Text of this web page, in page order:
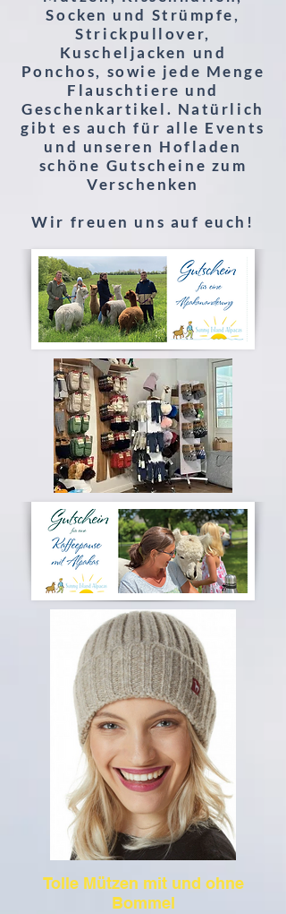
Socken und Strümpfe,
Strickpullover,
Kuscheljacken und
Ponchos, sowie jede Menge
Flauschtiere und
Geschenkartikel. Natürlich
gibt es auch für alle Events
und unseren Hofladen
schöne Gutscheine zum
Verschenken
Wir freuen uns auf euch!
Tolle Mützen mit und ohne
Bommel